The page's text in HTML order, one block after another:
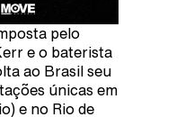
pelo
e o baterista
ao Brasil seu
únicas em
e no Rio de